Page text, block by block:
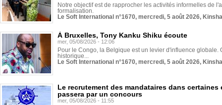
Notre objectif est de rapprocher les activités informelles de
formalisation.
Le Soft International n°1670, mercredi, 5 août 2026,
À Bruxelles, Tony Kanku Shiku écoute
mer, 05/08/2026 - 12:06
Pour le Congo, la Belgique est un levier d'influence globale.
historique...
Le Soft International n°1670, mercredi, 5 août 2026,
Le recrutement des mandataires dans
passera par un concours
mer, 05/08/2026 - 11:55